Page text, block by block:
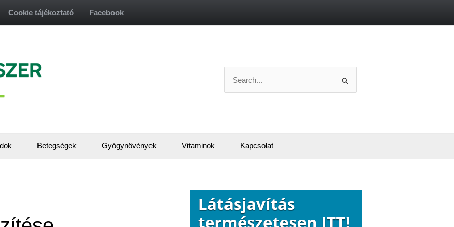
Cookie tájékoztató Facebook
for:
Betegségek Gyógynövények Vitaminok Kapcsolat